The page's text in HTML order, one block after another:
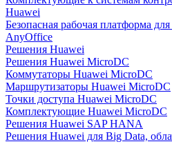
Huawei
Безопасная рабочая платформа
AnyOffice
Решения Huawei
Решения Huawei MicroDC
Коммутаторы Huawei MicroDC
Маршрутизаторы Huawei MicroDC
Точки доступа Huawei MicroDC
Комплектующие Huawei MicroDC
Решения Huawei SAP HANA
Решения Huawei для Big Data,